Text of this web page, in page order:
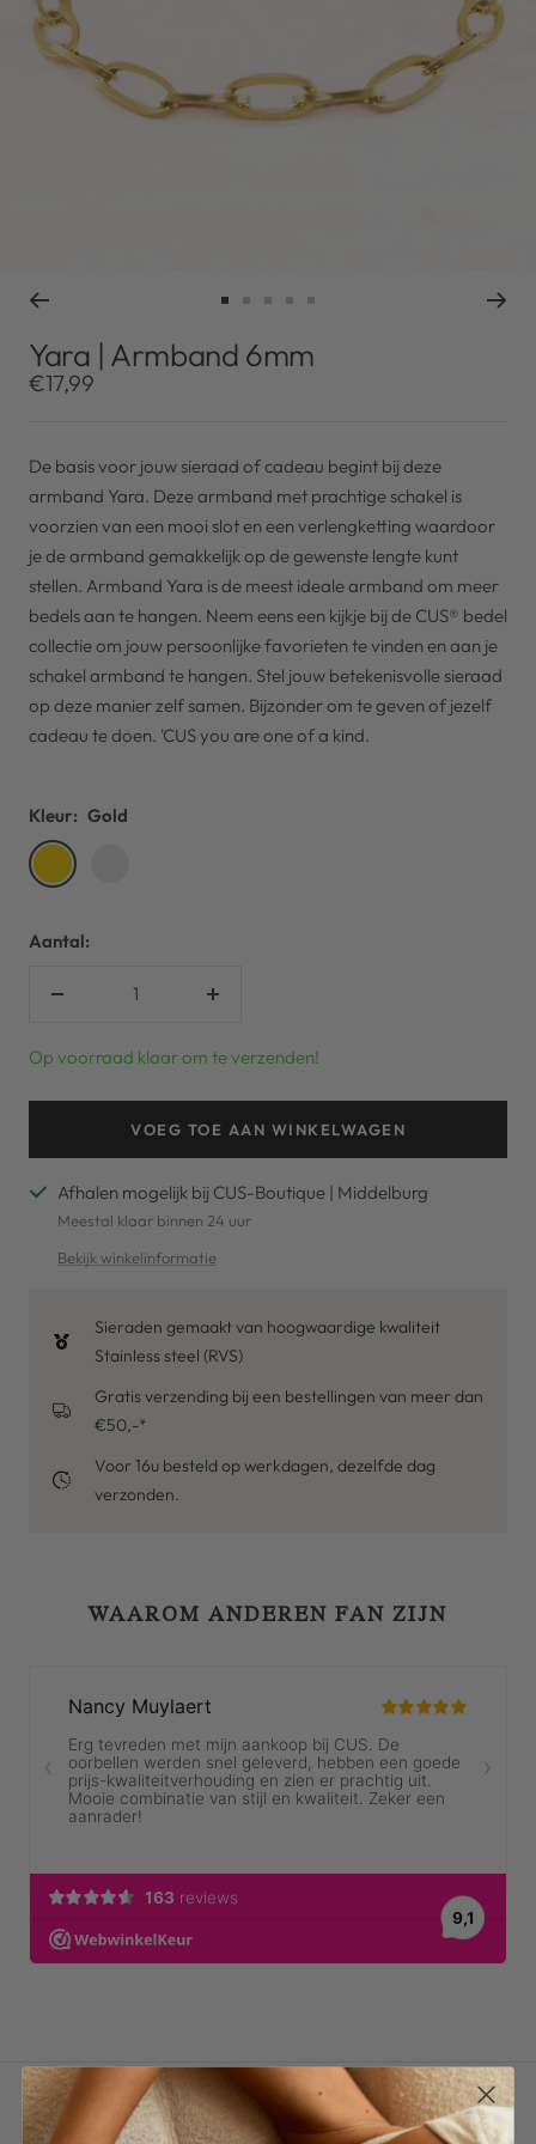
naar
slide
naar
slideslideslideslide
Yara | Armband 6mm
Kortingsprijs
€17,99
De basis voor jouw sieraad of cadeau begint bij deze
armband Yara. Deze armband met prachtige schakel is
voorzien van een mooi slot en een verlengketting waardoor
je de armband gemakkelijk op de gewenste lengte kunt
stellen. Armband Yara is de meest ideale armband om meer
bedels aan te hangen. Neem eens een kijkje bij de CUS® bedel
collectie om jouw persoonlijke favorieten te vinden en aan je
schakel armband te hangen. Stel jouw betekenisvolle sieraad
op deze manier zelf samen. Bijzonder om te geven of jezelf
cadeau te doen. 'CUS you are one of a kind.
Kleur: Gold
Gold
Aantal:
Verhoog
Op voorraad klaar om te verzenden!
VOEG TOE AAN WINKELWAGEN
Afhalen mogelijk bij CUS-Boutique | Middelburg
Meestal klaar binnen 24 uur
Bekijk winkelinformatie
Sieraden gemaakt van hoogwaardige kwaliteit
Stainless steel (RVS)
Gratis verzending bij een bestellingen van meer dan
€50,-*
Voor 16u besteld op werkdagen, dezelfde dag
verzonden.
WAAROM ANDEREN FAN ZIJN
OMSCHRIJVING